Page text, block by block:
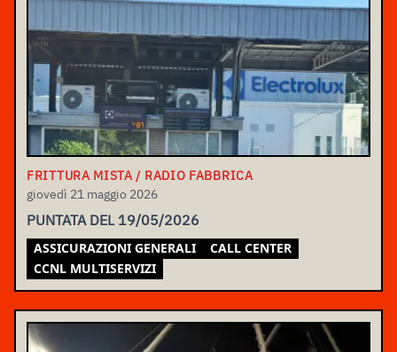
FRITTURA MISTA / RADIO FABBRICA
giovedì 21 maggio 2026
PUNTATA DEL 19/05/2026
ASSICURAZIONI GENERALI
CALL CENTER
CCNL MULTISERVIZI